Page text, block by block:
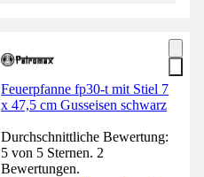
Feuerpfanne fp30-t mit Stiel 7
x 47,5 cm Gusseisen schwarz
Durchschnittliche Bewertung:
5 von 5 Sternen. 2
Bewertungen.